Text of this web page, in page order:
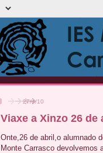
27/4/10
Viaxe a Xinzo 26 de
Onte,26 de abril,o alumnado
Monte Carrasco devolvemos